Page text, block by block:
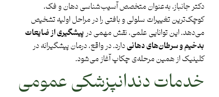
دکتر جانباز، به‌عنوان متخصص آسیب‌شناسی دهان و فک،
کوچک‌ترین تغییرات سلولی و بافتی را در مراحل اولیه تشخیص
می‌دهد. این توانایی علمی، نقش مهمی در پیشگیری از ضایعات
بدخیم و سرطان‌های دهانیدارد. در واقع، درمان پیشگیرانه در
کلینیک از همین مرحله‌ی چکاپ آغاز می‌شود.
خدمات دندانپزشکی عمومی